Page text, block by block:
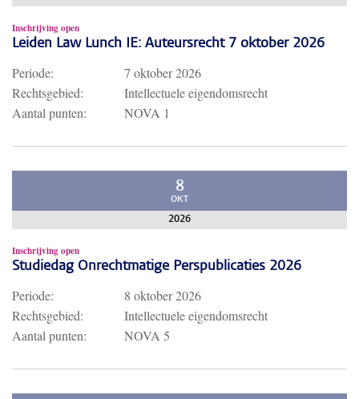
Inschrijving open
Leiden Law Lunch IE: Auteursrecht 7 oktober 2026
Periode:
7 oktober 2026
Rechtsgebied:
Intellectuele eigendomsrecht
Aantal punten:
NOVA 1
8
OKT
2026
Inschrijving open
Studiedag Onrechtmatige Perspublicaties 2026
Periode:
8 oktober 2026
Rechtsgebied:
Intellectuele eigendomsrecht
Aantal punten:
NOVA 5